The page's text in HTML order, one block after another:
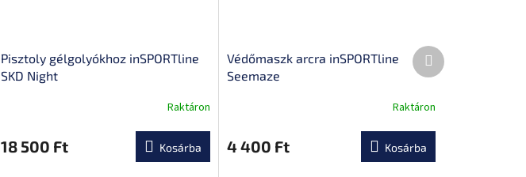
Pisztoly gélgolyókhoz inSPORTline
SKD Night
átlagos
értékelése
Raktáron
18 500 Ft Kosárba
Védőmaszk arcra inSPORTline
Seemaze
Raktáron
4 400 Ft Kosárba
Következő
termék